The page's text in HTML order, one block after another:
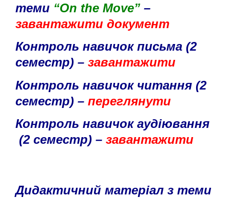
теми “On the Move” –
завантажити документ
Контроль навичок письма (2
семестр) – завантажити
Контроль навичок читання (2
семестр) – переглянути
Контроль навичок аудіювання
(2 семестр) – завантажити
Дидактичний матеріал з теми